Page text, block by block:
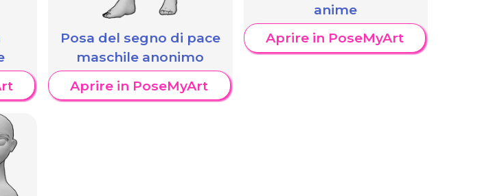
Posa del segno di pace
maschile anonimo
Aprire in PoseMyArt
anime
Aprire in PoseMyArt